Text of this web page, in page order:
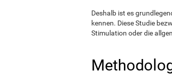
Deshalb ist es
kennen. Diese Studie
Stimulation oder die